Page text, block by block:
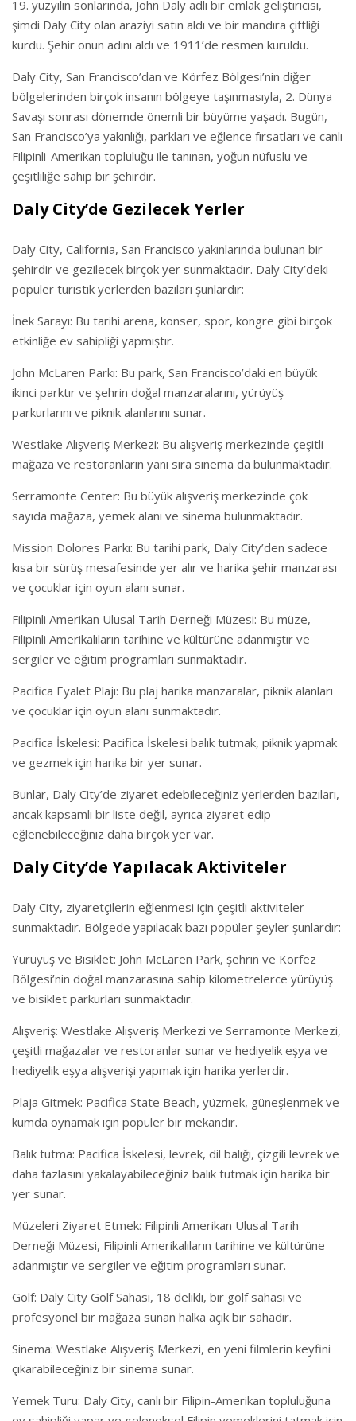
19. yüzyılın sonlarında, John Daly adlı bir emlak geliştiricisi,
şimdi Daly City olan araziyi satın aldı ve bir mandıra çiftliği
kurdu. Şehir onun adını aldı ve 1911’de resmen kuruldu.
Daly City, San Francisco’dan ve Körfez Bölgesi’nin diğer
bölgelerinden birçok insanın bölgeye taşınmasıyla, 2. Dünya
Savaşı sonrası dönemde önemli bir büyüme yaşadı. Bugün,
San Francisco’ya yakınlığı, parkları ve eğlence fırsatları ve canlı
Filipinli-Amerikan topluluğu ile tanınan, yoğun nüfuslu ve
çeşitliliğe sahip bir şehirdir.
Daly City’de Gezilecek Yerler
Daly City, California, San Francisco yakınlarında bulunan bir
şehirdir ve gezilecek birçok yer sunmaktadır. Daly City’deki
popüler turistik yerlerden bazıları şunlardır:
İnek Sarayı: Bu tarihi arena, konser, spor, kongre gibi birçok
etkinliğe ev sahipliği yapmıştır.
John McLaren Parkı: Bu park, San Francisco’daki en büyük
ikinci parktır ve şehrin doğal manzaralarını, yürüyüş
parkurlarını ve piknik alanlarını sunar.
Westlake Alışveriş Merkezi: Bu alışveriş merkezinde çeşitli
mağaza ve restoranların yanı sıra sinema da bulunmaktadır.
Serramonte Center: Bu büyük alışveriş merkezinde çok
sayıda mağaza, yemek alanı ve sinema bulunmaktadır.
Mission Dolores Parkı: Bu tarihi park, Daly City’den sadece
kısa bir sürüş mesafesinde yer alır ve harika şehir manzarası
ve çocuklar için oyun alanı sunar.
Filipinli Amerikan Ulusal Tarih Derneği Müzesi: Bu müze,
Filipinli Amerikalıların tarihine ve kültürüne adanmıştır ve
sergiler ve eğitim programları sunmaktadır.
Pacifica Eyalet Plajı: Bu plaj harika manzaralar, piknik alanları
ve çocuklar için oyun alanı sunmaktadır.
Pacifica İskelesi: Pacifica İskelesi balık tutmak, piknik yapmak
ve gezmek için harika bir yer sunar.
Bunlar, Daly City’de ziyaret edebileceğiniz yerlerden bazıları,
ancak kapsamlı bir liste değil, ayrıca ziyaret edip
eğlenebileceğiniz daha birçok yer var.
Daly City’de Yapılacak Aktiviteler
Daly City, ziyaretçilerin eğlenmesi için çeşitli aktiviteler
sunmaktadır. Bölgede yapılacak bazı popüler şeyler şunlardır:
Yürüyüş ve Bisiklet: John McLaren Park, şehrin ve Körfez
Bölgesi’nin doğal manzarasına sahip kilometrelerce yürüyüş
ve bisiklet parkurları sunmaktadır.
Alışveriş: Westlake Alışveriş Merkezi ve Serramonte Merkezi,
çeşitli mağazalar ve restoranlar sunar ve hediyelik eşya ve
hediyelik eşya alışverişi yapmak için harika yerlerdir.
Plaja Gitmek: Pacifica State Beach, yüzmek, güneşlenmek ve
kumda oynamak için popüler bir mekandır.
Balık tutma: Pacifica İskelesi, levrek, dil balığı, çizgili levrek ve
daha fazlasını yakalayabileceğiniz balık tutmak için harika bir
yer sunar.
Müzeleri Ziyaret Etmek: Filipinli Amerikan Ulusal Tarih
Derneği Müzesi, Filipinli Amerikalıların tarihine ve kültürüne
adanmıştır ve sergiler ve eğitim programları sunar.
Golf: Daly City Golf Sahası, 18 delikli, bir golf sahası ve
profesyonel bir mağaza sunan halka açık bir sahadır.
Sinema: Westlake Alışveriş Merkezi, en yeni filmlerin keyfini
çıkarabileceğiniz bir sinema sunar.
Yemek Turu: Daly City, canlı bir Filipin-Amerikan topluluğuna